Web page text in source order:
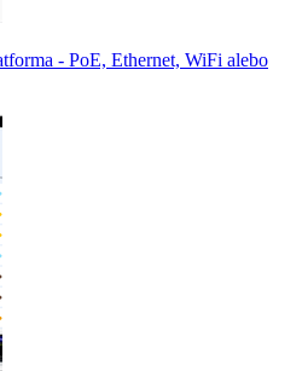
- PoE, Ethernet, WiFi alebo